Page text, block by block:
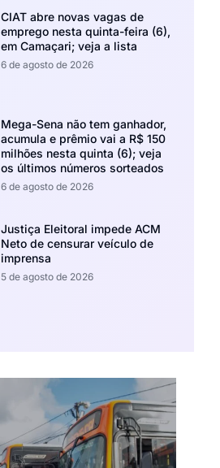
CIAT abre novas vagas de
emprego nesta quinta-feira (6),
em Camaçari; veja a lista
6 de agosto de 2026
Mega-Sena não tem ganhador,
acumula e prêmio vai a R$ 150
milhões nesta quinta (6); veja
os últimos números sorteados
6 de agosto de 2026
Justiça Eleitoral impede ACM
Neto de censurar veículo de
imprensa
5 de agosto de 2026